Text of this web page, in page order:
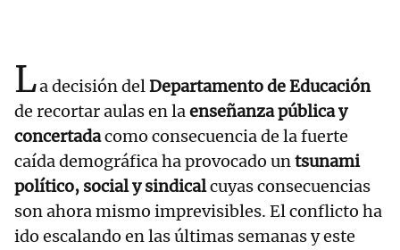
La decisión delDepartamento de Educación
de recortar aulas en laenseñanza pública y
concertadacomo consecuencia de la fuerte
caída demográfica ha provocado untsunami
político, social y sindicalcuyas consecuencias
son ahora mismo imprevisibles. El conflicto ha
ido escalando en las últimas semanas y este